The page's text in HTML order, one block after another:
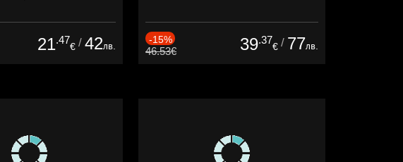
21.47
€ / 42лв.
-15%
46.53€ 39.37
€ / 77лв.